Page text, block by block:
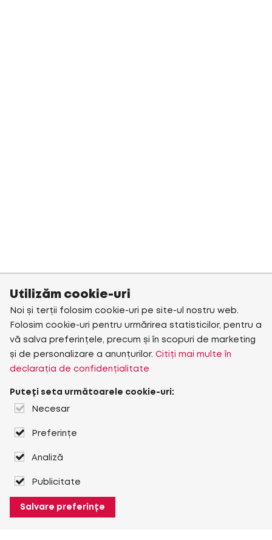
Utilizăm cookie-uri
Noi și terții folosim cookie-uri pe site-ul nostru web.
Folosim cookie-uri pentru urmărirea statisticilor, pentru a
vă salva preferințele, precum și în scopuri de marketing
și de personalizare a anunțurilor. Citiți mai multe în
declarația de confidențialitate
Puteți seta următoarele cookie-uri:
Necesar
Preferințe
Analiză
Publicitate
Salvare preferințe